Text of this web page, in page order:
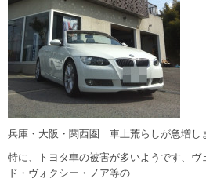
兵庫・大阪・関西圏 車上荒らしが急増し
特に、トヨタ車の被害が多いようです、ヴ
ド・ヴォクシー・ノア等の